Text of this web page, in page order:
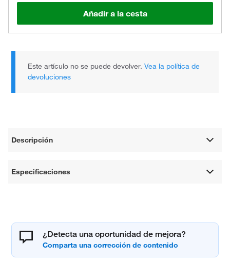
Añadir a la cesta
Este artículo no se puede devolver.Vea la política de
devoluciones
Descripción
Especificaciones
¿Detecta una oportunidad de mejora?